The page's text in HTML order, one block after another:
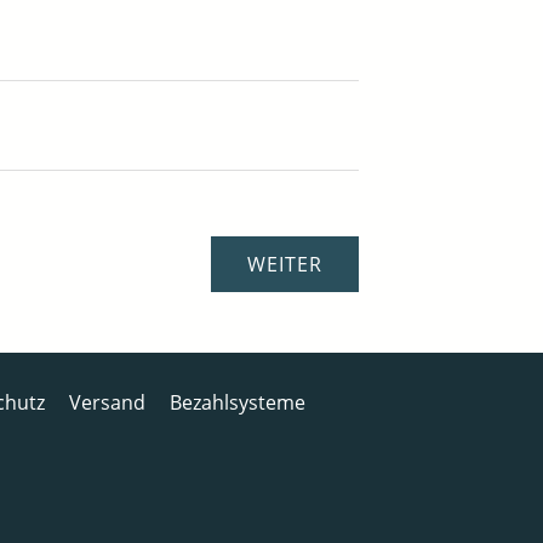
Versand
Bezahlsysteme